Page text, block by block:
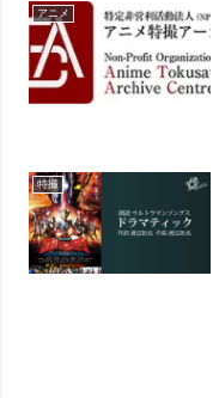
アニメ
特撮